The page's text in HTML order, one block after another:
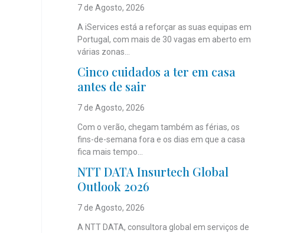
7 de Agosto, 2026
A iServices está a reforçar as suas equipas em
Portugal, com mais de 30 vagas em aberto em
várias zonas...
Cinco cuidados a ter em casa
antes de sair
7 de Agosto, 2026
Com o verão, chegam também as férias, os
fins-de-semana fora e os dias em que a casa
fica mais tempo...
NTT DATA Insurtech Global
Outlook 2026
7 de Agosto, 2026
A NTT DATA, consultora global em serviços de